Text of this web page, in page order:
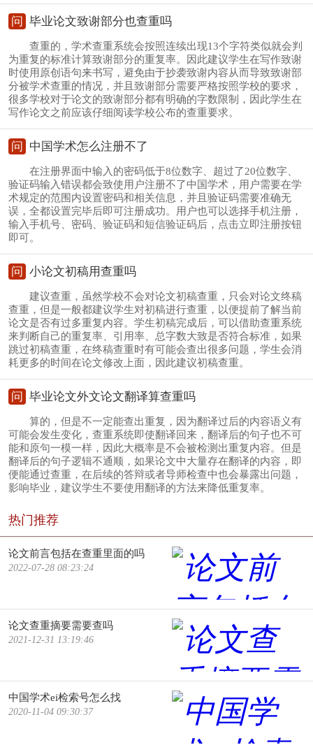
问 毕业论文致谢部分也查重吗
查重的，学术查重系统会按照连续出现13个字符类似就会判
为重复的标准计算致谢部分的重复率。因此建议学生在写作致谢
时使用原创语句来书写，避免由于抄袭致谢内容从而导致致谢部
分被学术查重的情况，并且致谢部分需要严格按照学校的要求，
很多学校对于论文的致谢部分都有明确的字数限制，因此学生在
写作论文之前应该仔细阅读学校公布的查重要求。
问 中国学术怎么注册不了
在注册界面中输入的密码低于8位数字、超过了20位数字、
验证码输入错误都会致使用户注册不了中国学术，用户需要在学
术规定的范围内设置密码和相关信息，并且验证码需要准确无
误，全都设置完毕后即可注册成功。用户也可以选择手机注册，
输入手机号、密码、验证码和短信验证码后，点击立即注册按钮
即可。
问 小论文初稿用查重吗
建议查重，虽然学校不会对论文初稿查重，只会对论文终稿
查重，但是一般都建议学生对初稿进行查重，以便提前了解当前
论文是否有过多重复内容。学生初稿完成后，可以借助查重系统
来判断自己的重复率、引用率、总字数大致是否符合标准，如果
跳过初稿查重，在终稿查重时有可能会查出很多问题，学生会消
耗更多的时间在论文修改上面，因此建议初稿查重。
问 毕业论文外文论文翻译算查重吗
算的，但是不一定能查出重复，因为翻译过后的内容语义有
可能会发生变化，查重系统即使翻译回来，翻译后的句子也不可
能和原句一模一样，因此大概率是不会被检测出重复内容。但是
翻译后的句子逻辑不通顺，如果论文中大量存在翻译的内容，即
便能通过查重，在后续的答辩或者导师检查中也会暴露出问题，
影响毕业，建议学生不要使用翻译的方法来降低重复率。
热门推荐
论文前言包括在查重里面的吗
2022-07-28 08:23:24
论文查重摘要需要查吗
2021-12-31 13:19:46
中国学术ei检索号怎么找
2020-11-04 09:30:37